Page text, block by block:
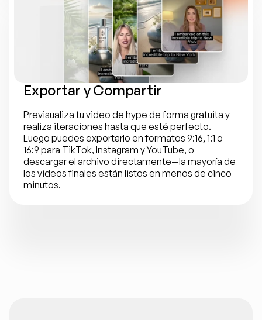
Exportar y Compartir
Previsualiza tu video de hype de forma gratuita y
realiza iteraciones hasta que esté perfecto.
Luego puedes exportarlo en formatos 9:16, 1:1 o
16:9 para TikTok, Instagram y YouTube, o
descargar el archivo directamente—la mayoría de
los videos finales están listos en menos de cinco
minutos.